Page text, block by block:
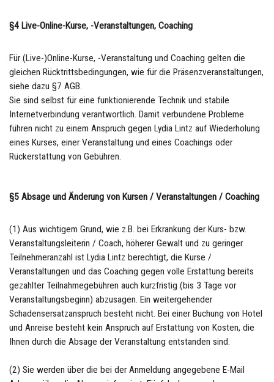
§4 Live-Online-Kurse, -Veranstaltungen, Coaching
Für (Live-)Online-Kurse, -Veranstaltung und Coaching gelten die
gleichen Rücktrittsbedingungen, wie für die Präsenzveranstaltungen,
siehe dazu §7 AGB.
Sie sind selbst für eine funktionierende Technik und stabile
Internetverbindung verantwortlich. Damit verbundene Probleme
führen nicht zu einem Anspruch gegen Lydia Lintz auf Wiederholung
eines Kurses, einer Veranstaltung und eines Coachings oder
Rückerstattung von Gebühren.
§5 Absage und Änderung von Kursen / Veranstaltungen / Coaching
(1) Aus wichtigem Grund, wie z.B. bei Erkrankung der Kurs- bzw.
Veranstaltungsleiterin / Coach, höherer Gewalt und zu geringer
Teilnehmeranzahl ist Lydia Lintz berechtigt, die Kurse /
Veranstaltungen und das Coaching gegen volle Erstattung bereits
gezahlter Teilnahmegebühren auch kurzfristig (bis 3 Tage vor
Veranstaltungsbeginn) abzusagen. Ein weitergehender
Schadensersatzanspruch besteht nicht. Bei einer Buchung von Hotel
und Anreise besteht kein Anspruch auf Erstattung von Kosten, die
Ihnen durch die Absage der Veranstaltung entstanden sind.
(2) Sie werden über die bei der Anmeldung angegebene E-Mail